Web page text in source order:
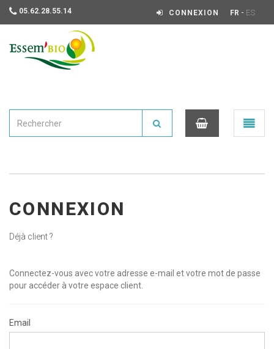
05.62.28.55.14 CONNEXION FR - ES
Ouvrir
le
CONNEXION
Déjà client ?
Connectez-vous avec votre adresse e-mail et votre mot de passe
pour accéder à votre espace client.
Email